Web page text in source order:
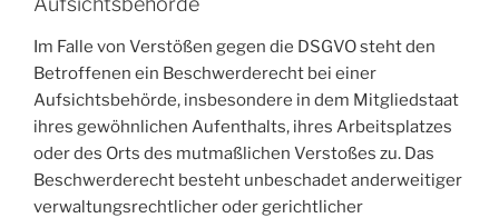
Im Falle von Verstößen gegen die DSGVO steht den
Betroffenen ein Beschwerderecht bei einer
Aufsichtsbehörde, insbesondere in dem Mitgliedstaat
ihres gewöhnlichen Aufenthalts, ihres Arbeitsplatzes
oder des Orts des mutmaßlichen Verstoßes zu. Das
Beschwerderecht besteht unbeschadet anderweitiger
verwaltungsrechtlicher oder gerichtlicher